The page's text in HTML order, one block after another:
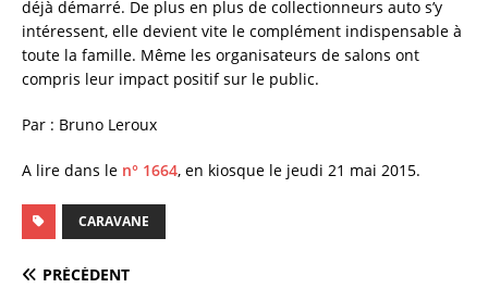
déjà démarré. De plus en plus de collectionneurs auto s’y
intéressent, elle devient vite le complément indispensable à
toute la famille. Même les organisateurs de salons ont
compris leur impact positif sur le public.
Par : Bruno Leroux
A lire dans le n° 1664, en kiosque le jeudi 21 mai 2015.
CARAVANE
PRÉCÉDENT